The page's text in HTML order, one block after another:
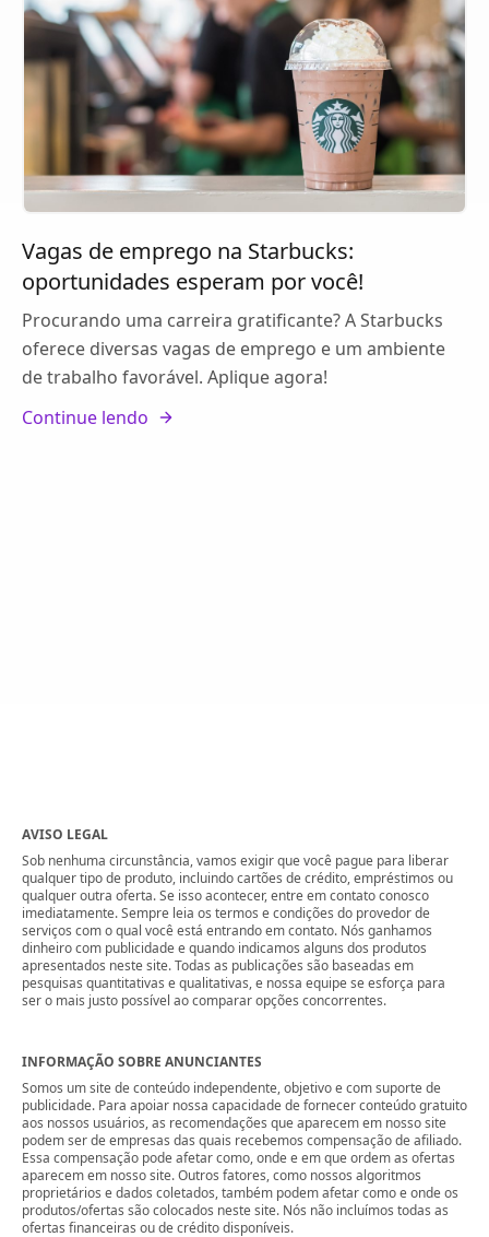
Vagas de emprego na Starbucks:
oportunidades esperam por você!
Procurando uma carreira gratificante? A Starbucks
oferece diversas vagas de emprego e um ambiente
de trabalho favorável. Aplique agora!
Continue lendo
AVISO LEGAL
Sob nenhuma circunstância, vamos exigir que você pague para liberar
qualquer tipo de produto, incluindo cartões de crédito, empréstimos ou
qualquer outra oferta. Se isso acontecer, entre em contato conosco
imediatamente. Sempre leia os termos e condições do provedor de
serviços com o qual você está entrando em contato. Nós ganhamos
dinheiro com publicidade e quando indicamos alguns dos produtos
apresentados neste site. Todas as publicações são baseadas em
pesquisas quantitativas e qualitativas, e nossa equipe se esforça para
ser o mais justo possível ao comparar opções concorrentes.
INFORMAÇÃO SOBRE ANUNCIANTES
Somos um site de conteúdo independente, objetivo e com suporte de
publicidade. Para apoiar nossa capacidade de fornecer conteúdo gratuito
aos nossos usuários, as recomendações que aparecem em nosso site
podem ser de empresas das quais recebemos compensação de afiliado.
Essa compensação pode afetar como, onde e em que ordem as ofertas
aparecem em nosso site. Outros fatores, como nossos algoritmos
proprietários e dados coletados, também podem afetar como e onde os
produtos/ofertas são colocados neste site. Nós não incluímos todas as
ofertas financeiras ou de crédito disponíveis.